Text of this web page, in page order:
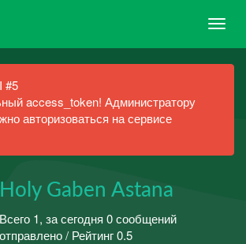
#5
access_token! Администратору
авторизоваться на сервисе
Holy Gaben Astana
Всего 1, за сегодня 0 сообщений
отправлено / Рейтинг 0.5